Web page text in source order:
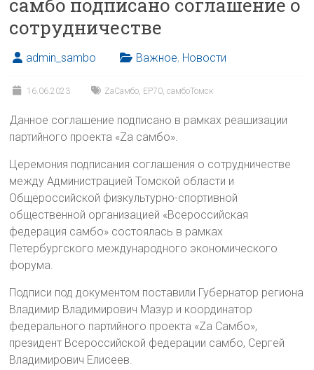
самбо подписано соглашение о
сотрудничестве
admin_sambo Важное, Новости
16.06.2023 ZaСамбо, ЕР70,самбоТомск
Данное соглашение подписано в рамках реашизации
партийного проекта «Zа самбо».
Церемония подписания соглашения о сотрудничестве
между Администрацией Томской области и
Общероссийской физкультурно-спортивной
общественной организацией «Всероссийская
федерация самбо» состоялась в рамках
Петербургского международного экономического
форума.
Подписи под документом поставили Губернатор региона
Владимир Владимирович Мазур и координатор
федерального партийного проекта «Za Самбо»,
президент Всероссийской федерации самбо, Сергей
Владимирович Елисеев.